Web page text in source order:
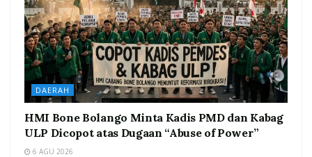
DAERAH
HMI Bone Bolango Minta Kadis PMD dan Kabag
ULP Dicopot atas Dugaan “Abuse of Power”
6 AGU 2026